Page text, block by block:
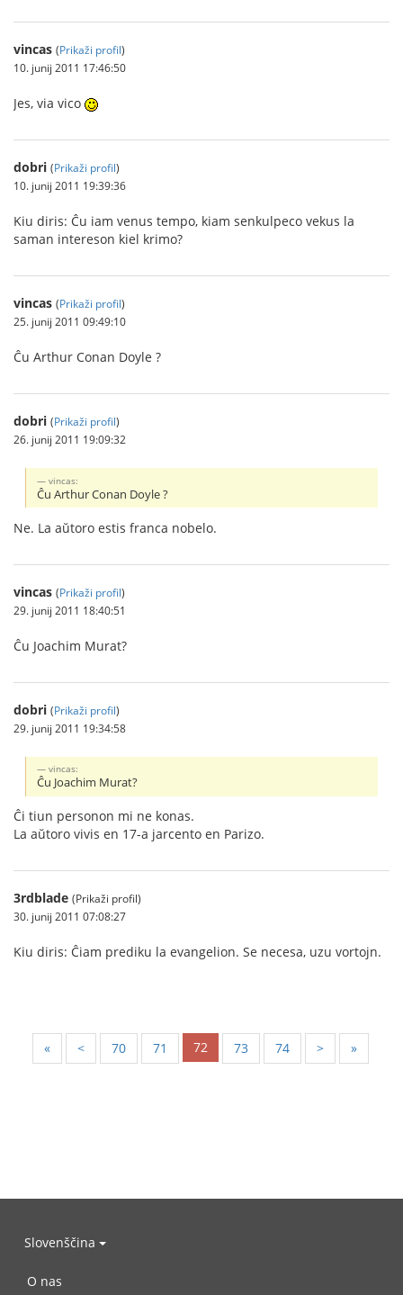
vincas (Prikaži profil)
10. junij 2011 17:46:50
Jes, via vico
dobri (Prikaži profil)
10. junij 2011 19:39:36
Kiu diris: Ĉu iam venus tempo, kiam senkulpeco vekus la
saman intereson kiel krimo?
vincas (Prikaži profil)
25. junij 2011 09:49:10
Ĉu Arthur Conan Doyle ?
dobri (Prikaži profil)
26. junij 2011 19:09:32
vincas:
Ĉu Arthur Conan Doyle ?
Ne. La aŭtoro estis franca nobelo.
vincas (Prikaži profil)
29. junij 2011 18:40:51
Ĉu Joachim Murat?
dobri (Prikaži profil)
29. junij 2011 19:34:58
vincas:
Ĉu Joachim Murat?
Ĉi tiun personon mi ne konas.
La aŭtoro vivis en 17-a jarcento en Parizo.
3rdblade (Prikaži profil)
30. junij 2011 07:08:27
Kiu diris: Ĉiam prediku la evangelion. Se necesa, uzu vortojn.
« < 70 71 72 73 74 > »
Slovenščina
O nas